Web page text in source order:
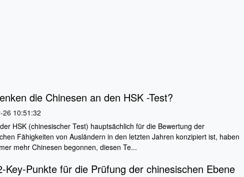
die Chinesen an den HSK -Test?
26 10:51:32
HSK (chinesischer Test) hauptsächlich für die Bewertung der
Fähigkeiten von Ausländern in den letzten Jahren konzipiert ist, haben
mehr Chinesen begonnen, diesen Te...
Key-Punkte für die Prüfung der chinesischen Ebene